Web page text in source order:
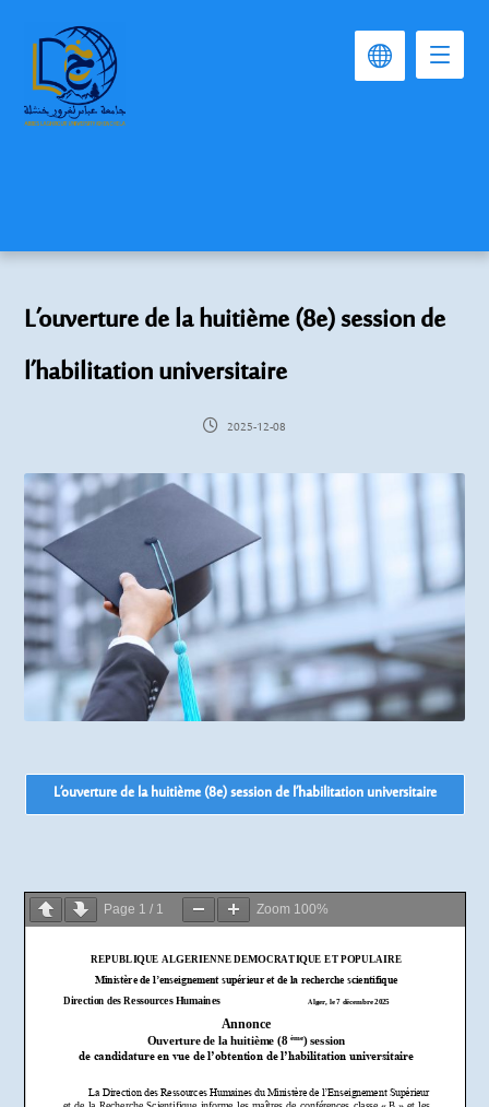
L’ouverture de la huitième (8e) session de
l’habilitation universitaire
2025-12-08
L’ouverture de la huitième (8e) session de l’habilitation universitaire
Page 1 / 1 Zoom 100%